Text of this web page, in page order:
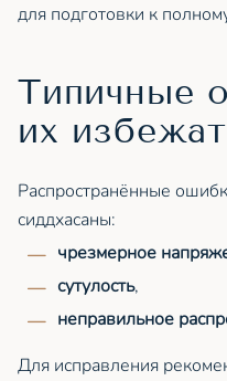
для подготовки к
Типичные
их
Распространённые
сиддхасаны:
чрезмерное
сутулость,
неправильное
Для исправления